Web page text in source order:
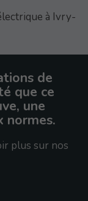
à Ivry-
de
que ce
une
normes.
plus sur nos